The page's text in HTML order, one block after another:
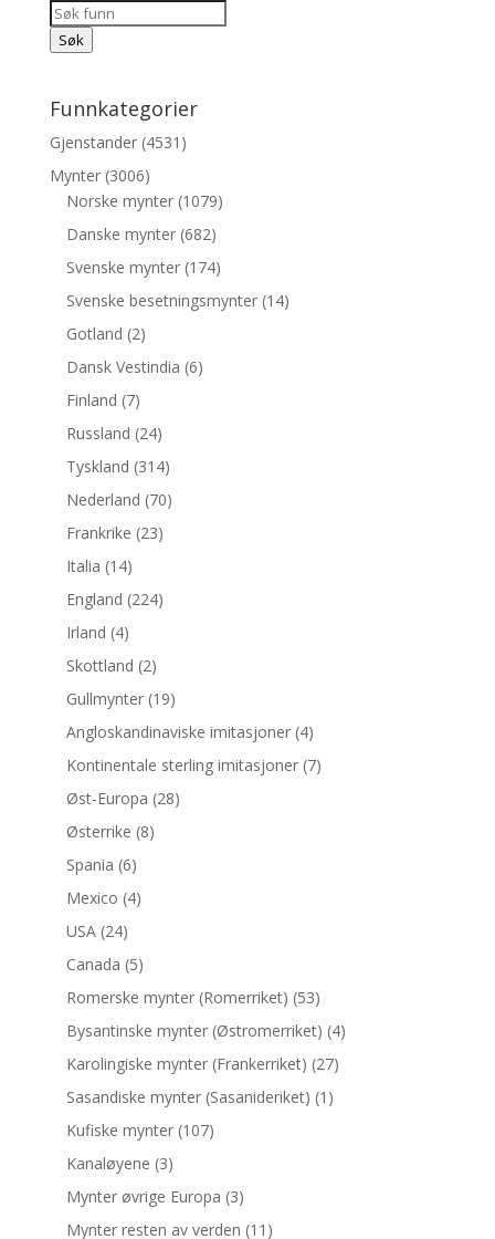
Products
Søk
Søk
Funnkategorier
Gjenstander (4531)
Mynter (3006)
Norske mynter (1079)
Danske mynter (682)
Svenske mynter (174)
Svenske besetningsmynter (14)
Gotland (2)
Dansk Vestindia (6)
Finland (7)
Russland (24)
Tyskland (314)
Nederland (70)
Frankrike (23)
Italia (14)
England (224)
Irland (4)
Skottland (2)
Gullmynter (19)
Angloskandinaviske imitasjoner (4)
Kontinentale sterling imitasjoner (7)
Øst-Europa (28)
Østerrike (8)
Spania (6)
Mexico (4)
USA (24)
Canada (5)
Romerske mynter (Romerriket) (53)
Bysantinske mynter (Østromerriket) (4)
Karolingiske mynter (Frankerriket) (27)
Sasandiske mynter (Sasanideriket) (1)
Kufiske mynter (107)
Kanaløyene (3)
Mynter øvrige Europa (3)
Mynter resten av verden (11)